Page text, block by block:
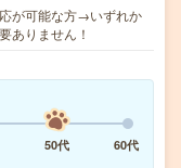
が可能な方→いずれか
ありません！
50代
60代